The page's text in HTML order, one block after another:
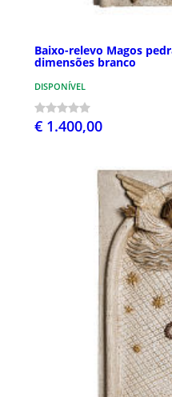
Baixo-relevo Magos
dimensões branco
DISPONÍVEL
€ 1.400,00